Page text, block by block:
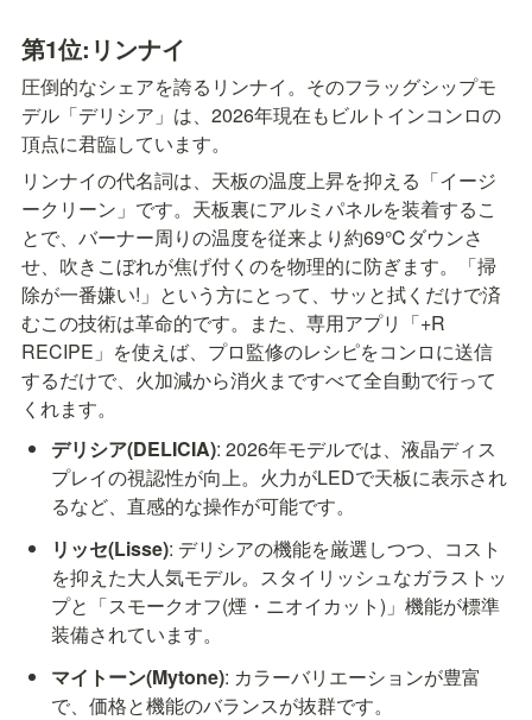
第1位:リンナイ
圧倒的なシェアを誇るリンナイ。そのフラッグシップモ
デル「デリシア」は、2026年現在もビルトインコンロの
頂点に君臨しています。
リンナイの代名詞は、天板の温度上昇を抑える「イージ
ークリーン」です。天板裏にアルミパネルを装着するこ
とで、バーナー周りの温度を従来より約69℃ダウンさ
せ、吹きこぼれが焦げ付くのを物理的に防ぎます。「掃
除が一番嫌い!」という方にとって、サッと拭くだけで済
むこの技術は革命的です。また、専用アプリ「+R
RECIPE」を使えば、プロ監修のレシピをコンロに送信
するだけで、火加減から消火まですべて全自動で行って
くれます。
デリシア(DELICIA): 2026年モデルでは、液晶ディス
プレイの視認性が向上。火力がLEDで天板に表示され
るなど、直感的な操作が可能です。
リッセ(Lisse): デリシアの機能を厳選しつつ、コスト
を抑えた大人気モデル。スタイリッシュなガラストッ
プと「スモークオフ(煙・ニオイカット)」機能が標準
装備されています。
マイトーン(Mytone): カラーバリエーションが豊富
で、価格と機能のバランスが抜群です。